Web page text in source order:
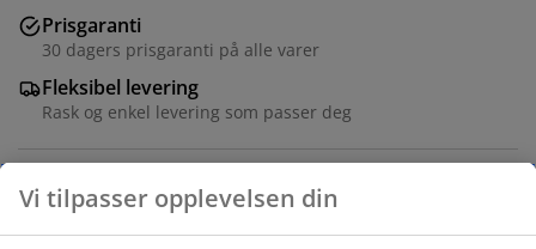
Prisgaranti
30 dagers prisgaranti på alle varer
Fleksibel levering
Rask og enkel levering som passer deg
Folie. B58 x H3 x D50 cm
Vi tilpasser opplevelsen din